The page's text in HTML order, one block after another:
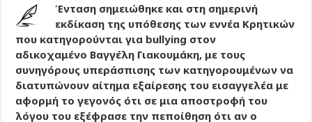
Ένταση σημειώθηκε και στη σημερινή
εκδίκαση της υπόθεσης των εννέα Κρητικών
που κατηγορούνται για bullying στον
αδικοχαμένο Βαγγέλη Γιακουμάκη, με τους
συνηγόρους υπεράσπισης των κατηγορουμένων να
διατυπώνουν αίτημα εξαίρεσης του εισαγγελέα με
αφορμή το γεγονός ότι σε μια αποστροφή του
λόγου του εξέφρασε την πεποίθηση ότι αν ο